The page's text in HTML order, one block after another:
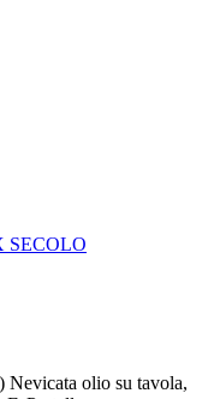
SECOLO
Nevicata olio su tavola,